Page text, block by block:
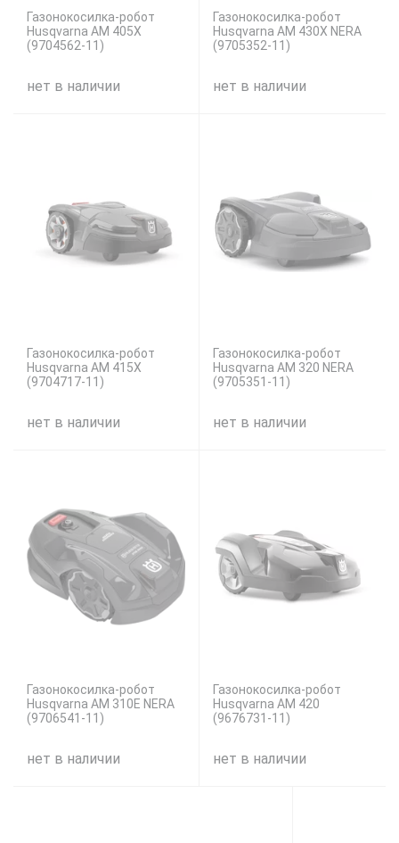
Газонокосилка-робот
Husqvarna AM 405X
(9704562-11)
нет в наличии
Газонокосилка-робот
Husqvarna AM 430X NERA
(9705352-11)
нет в наличии
Газонокосилка-робот
Husqvarna AM 415X
(9704717-11)
нет в наличии
Газонокосилка-робот
Husqvarna AM 320 NERA
(9705351-11)
нет в наличии
Газонокосилка-робот
Husqvarna AM 310E NERA
(9706541-11)
нет в наличии
Газонокосилка-робот
Husqvarna AM 420
(9676731-11)
нет в наличии